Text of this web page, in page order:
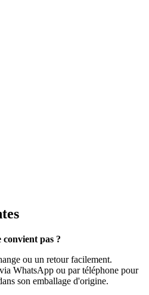
convient pas ?
ou un retour facilement.
WhatsApp ou par téléphone pour
son emballage d'origine.